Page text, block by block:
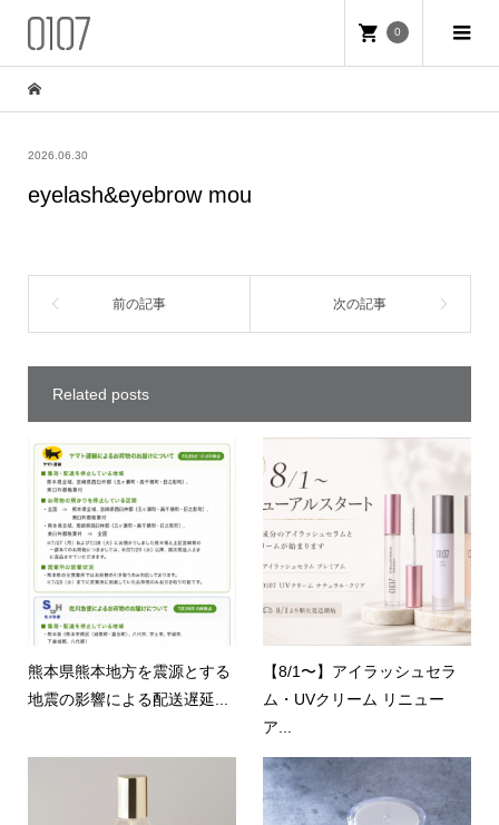
0
2026.06.30
eyelash&eyebrow mou
Related posts
熊本県熊本地方を震源とする
地震の影響による配送遅延...
【8/1〜】アイラッシュセラ
ム・UVクリーム リニュー
ア...